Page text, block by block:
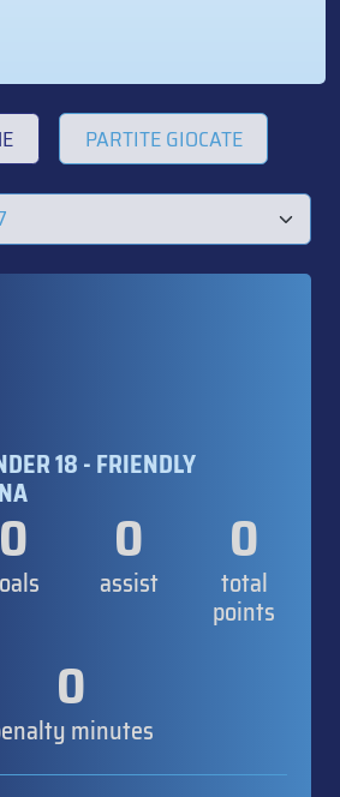
PARTITE GIOCATE
18 - FRIENDLY
0 0
assist
0
total
points
0
minutes